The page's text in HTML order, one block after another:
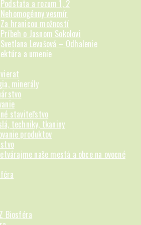
Podstata a rozum 1, 2
Nehomogénny vesmír
Za hranicou možností
Príbeh o Jasnom Sokolovi
Svetlana Levašová – Odhalenie
a umenie
minerály
staviteľstvo
techniky, tkaniny
produktov
naše mestá a obce na ovocné
Biosféra